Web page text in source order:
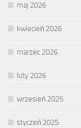
maj 2026
kwiecień 2026
marzec 2026
luty 2026
wrzesień 2025
styczeń 2025